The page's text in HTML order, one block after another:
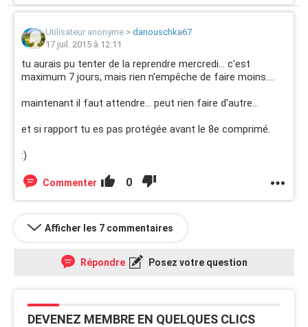
Utilisateur anonyme > danouschka67
17 juil. 2015 à 12:11
tu aurais pu tenter de la reprendre mercredi... c'est
maximum 7 jours, mais rien n'empêche de faire moins....
maintenant il faut attendre... peut rien faire d'autre...
et si rapport tu es pas protégée avant le 8e comprimé.
:)
Commenter 0
Afficher les 7 commentaires
Répondre Posez votre question
DEVENEZ MEMBRE EN QUELQUES CLICS